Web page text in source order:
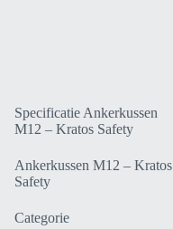
Specificatie Ankerkussen
M12 – Kratos Safety
Ankerkussen M12 – Kratos
Safety
Categorie